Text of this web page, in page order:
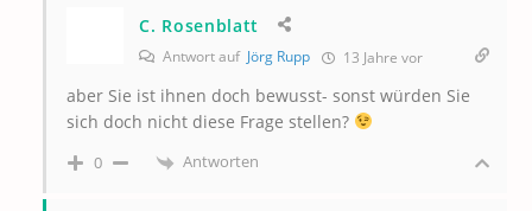
C. Rosenblatt
Antwort auf Jörg Rupp 13 Jahre vor
aber Sie ist ihnen doch bewusst- sonst würden Sie
sich doch nicht diese Frage stellen?
0 Antworten